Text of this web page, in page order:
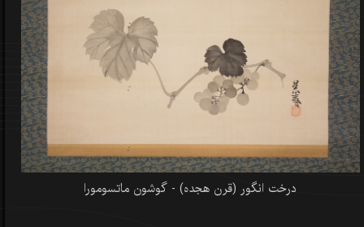
درخت انگور (قرن هجده) - گوشون ماتسومورا